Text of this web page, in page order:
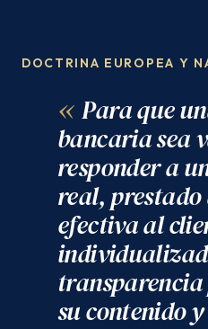
DOCTRINA EUROPEA Y
Para que
bancaria sea
responder a
real,
efectiva al
su contenido